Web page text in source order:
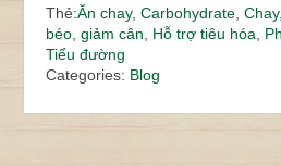
Thẻ:Ăn chay,Carbohydrate ,Chay
béo ,giảm cân Hỗ trợ tiêu hóa
Tiểu đường
Categories: Blog